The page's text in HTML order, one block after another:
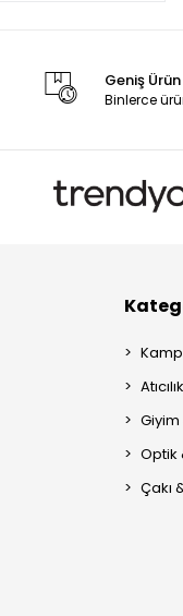
Geniş
Binlerce
Giyim
Optik
Çakı